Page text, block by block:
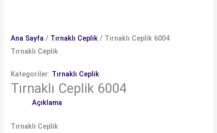
Ana Sayfa / Tırnaklı Ceplik / Tırnaklı Ceplik 6004
Tırnaklı Ceplik
Kategoriler: Tırnaklı Ceplik
Tırnaklı Ceplik 6004
Açıklama
Tırnaklı Ceplik